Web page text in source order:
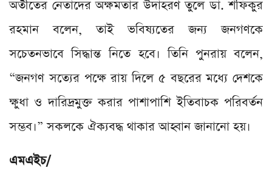
অতীতের নেতাদের অক্ষমতার উদাহরণ তুলে ডা. শফিকুর
রহমান বলেন, তাই ভবিষ্যতের জন্য জনগণকে
সচেতনভাবে সিদ্ধান্ত নিতে হবে। তিনি পুনরায় বলেন,
“জনগণ সত্যের পক্ষে রায় দিলে ৫ বছরের মধ্যে দেশকে
ক্ষুধা ও দারিদ্রমুক্ত করার পাশাপাশি ইতিবাচক পরিবর্তন
সম্ভব।” সকলকে ঐক্যবদ্ধ থাকার আহ্বান জানানো হয়।
এমএইচ/